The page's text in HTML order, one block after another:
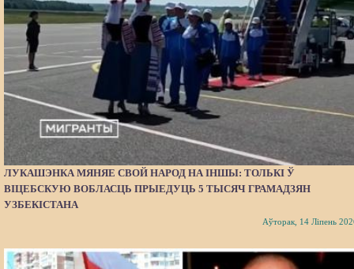
ЛУКАШЭНКА МЯНЯЕ СВОЙ НАРОД НА ІНШЫ: ТОЛЬКІ Ў
ВІЦЕБСКУЮ ВОБЛАСЦЬ ПРЫЕДУЦЬ 5 ТЫСЯЧ ГРАМАДЗЯН
УЗБЕКІСТАНА
Аўторак, 14 Ліпень